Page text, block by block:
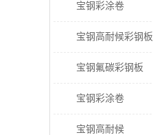
宝钢彩涂卷
宝钢高耐候彩钢板
宝钢氟碳彩钢板
宝钢彩涂卷
宝钢高耐候